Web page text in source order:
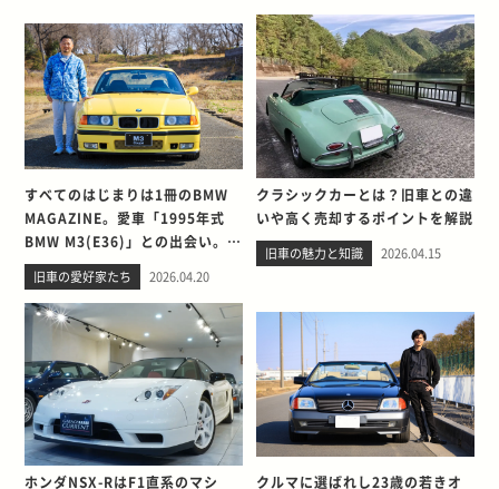
すべてのはじまりは1冊のBMW
MAGAZINE。愛車「1995年式
BMW M3(E36)」との出会い。そ
して別れを考える
旧車の愛好家たち 2026.04.20
クラシックカーとは？旧車との違
いや高く売却するポイントを解説
旧車の魅力と知識 2026.04.15
ホンダNSX-RはF1直系のマシ
クルマに選ばれし23歳の若きオ